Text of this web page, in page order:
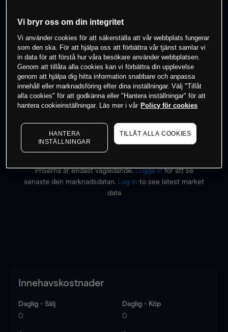
0% av kunderna har en position i detta
instrument
Börja handla
Priserna är endast vägledande.Logga inför att se
senaste den marknadsdatan.
Log in to see latest market
data
Innehavskostnader
Daglig - Sälj
0
Daglig - Köp
0
Vi bryr oss om din integritet
Vi använder cookies för att säkerställa att vår webbplats fungerar
som den ska. För att hjälpa oss att förbättra vår tjänst samlar vi
in data för att förstå hur våra besökare använder webbplatsen.
Genom att tillåta alla cookies kan vi förbättra din upplevelse
genom att hjälpa dig hitta information snabbare och anpassa
innehåll eller marknadsföring efter dina inställningar. Välj "Tillåt
alla cookies" för att godkänna eller "Hantera inställningar" för att
hantera cookieinställningar. Läs mer i vår Policy för cookies
HANTERA
INSTÄLLNINGAR
TILLÅT ALLA COOKIES